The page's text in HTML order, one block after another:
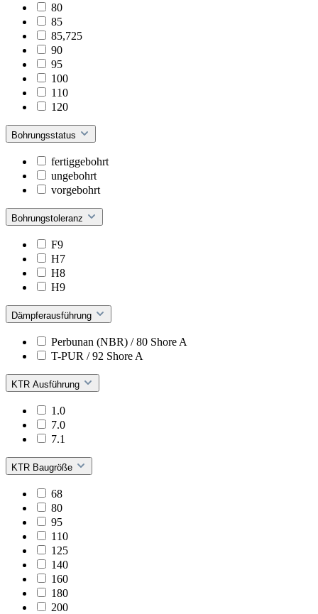
80
85
85,725
90
95
100
110
120
Bohrungsstatus
fertiggebohrt
ungebohrt
vorgebohrt
Bohrungstoleranz
F9
H7
H8
H9
Dämpferausführung
Perbunan (NBR) / 80 Shore A
T-PUR / 92 Shore A
KTR Ausführung
1.0
7.0
7.1
KTR Baugröße
68
80
95
110
125
140
160
180
200